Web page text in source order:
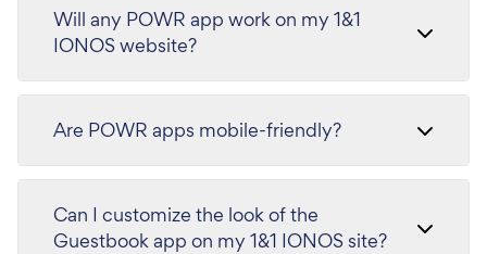
Will any POWR app work on my 1&1
IONOS website?
Are POWR apps mobile-friendly?
Can I customize the look of the
Guestbook app on my 1&1 IONOS site?